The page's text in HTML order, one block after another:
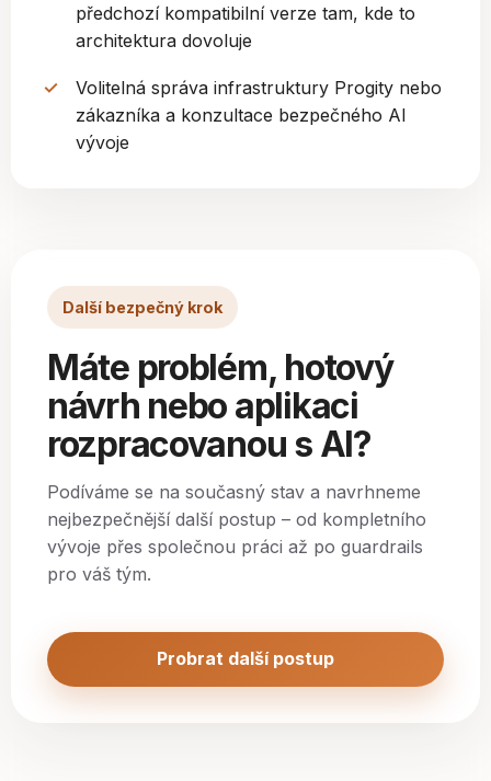
předchozí kompatibilní verze tam, kde to
architektura dovoluje
Volitelná správa infrastruktury Progity nebo
zákazníka a konzultace bezpečného AI
vývoje
Další bezpečný krok
Máte problém, hotový
návrh nebo aplikaci
rozpracovanou s AI?
Podíváme se na současný stav a navrhneme
nejbezpečnější další postup – od kompletního
vývoje přes společnou práci až po guardrails
pro váš tým.
Probrat další postup